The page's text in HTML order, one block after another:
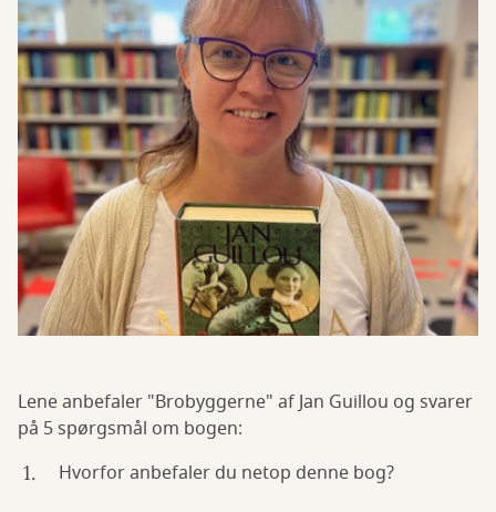
Lene anbefaler "Brobyggerne" af Jan Guillou og svarer
på 5 spørgsmål om bogen:
Hvorfor anbefaler du netop denne bog?